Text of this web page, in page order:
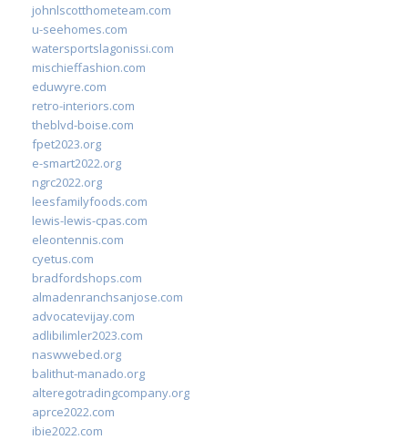
johnlscotthometeam.com
u-seehomes.com
watersportslagonissi.com
mischieffashion.com
eduwyre.com
retro-interiors.com
theblvd-boise.com
fpet2023.org
e-smart2022.org
ngrc2022.org
leesfamilyfoods.com
lewis-lewis-cpas.com
eleontennis.com
cyetus.com
bradfordshops.com
almadenranchsanjose.com
advocatevijay.com
adlibilimler2023.com
naswwebed.org
balithut-manado.org
alteregotradingcompany.org
aprce2022.com
ibie2022.com